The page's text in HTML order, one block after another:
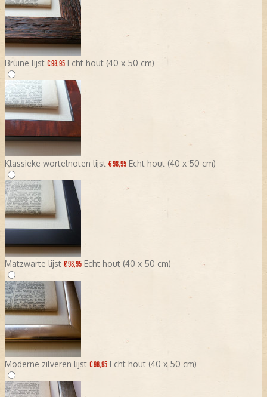
Bruine lijst € 98,95 Echt hout (40 x 50 cm)
Klassieke wortelnoten lijst € 98,95 Echt hout (40 x 50 cm)
Matzwarte lijst € 98,95 Echt hout (40 x 50 cm)
Moderne zilveren lijst € 98,95 Echt hout (40 x 50 cm)